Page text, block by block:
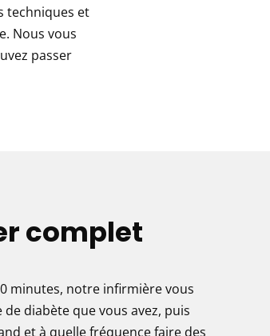
techniques et
Nous vous
passer
complet
minutes, notre infirmière vous
diabète que vous avez, puis
et à quelle fréquence faire des